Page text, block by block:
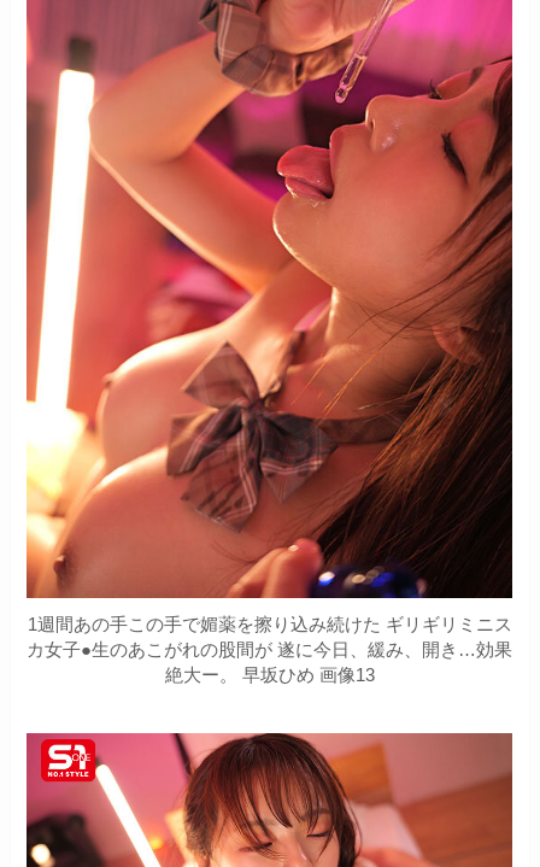
1週間あの手この手で媚薬を擦り込み続けた ギリギリミニス
カ女子●生のあこがれの股間が 遂に今日、緩み、開き…効果
絶大ー。 早坂ひめ 画像13